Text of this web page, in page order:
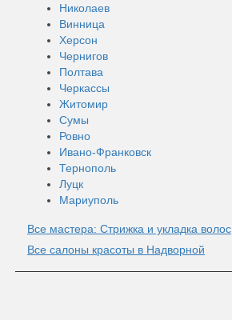
Николаев
Винница
Херсон
Чернигов
Полтава
Черкассы
Житомир
Сумы
Ровно
Ивано-Франковск
Тернополь
Луцк
Мариуполь
Все мастера: Стрижка и укладка волос
Все салоны красоты в Надворной